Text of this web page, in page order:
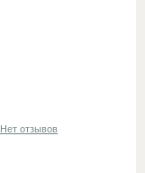
Нет отзывов